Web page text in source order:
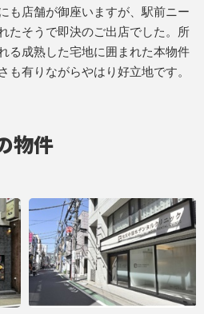
も店舗が御座いますが、駅前ニー
たそうで即決のご出店でした。所
る成熟した宅地に囲まれた本物件
も有りながらやはり好立地です。
物件